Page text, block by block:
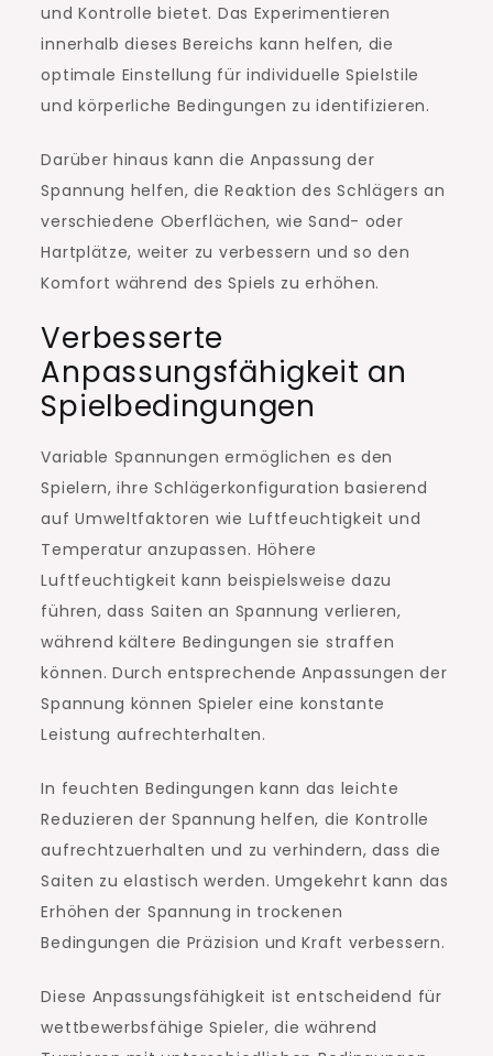
und Kontrolle bietet. Das Experimentieren
innerhalb dieses Bereichs kann helfen, die
optimale Einstellung für individuelle Spielstile
und körperliche Bedingungen zu identifizieren.
Darüber hinaus kann die Anpassung der
Spannung helfen, die Reaktion des Schlägers an
verschiedene Oberflächen, wie Sand- oder
Hartplätze, weiter zu verbessern und so den
Komfort während des Spiels zu erhöhen.
Verbesserte
Anpassungsfähigkeit an
Spielbedingungen
Variable Spannungen ermöglichen es den
Spielern, ihre Schlägerkonfiguration basierend
auf Umweltfaktoren wie Luftfeuchtigkeit und
Temperatur anzupassen. Höhere
Luftfeuchtigkeit kann beispielsweise dazu
führen, dass Saiten an Spannung verlieren,
während kältere Bedingungen sie straffen
können. Durch entsprechende Anpassungen der
Spannung können Spieler eine konstante
Leistung aufrechterhalten.
In feuchten Bedingungen kann das leichte
Reduzieren der Spannung helfen, die Kontrolle
aufrechtzuerhalten und zu verhindern, dass die
Saiten zu elastisch werden. Umgekehrt kann das
Erhöhen der Spannung in trockenen
Bedingungen die Präzision und Kraft verbessern.
Diese Anpassungsfähigkeit ist entscheidend für
wettbewerbsfähige Spieler, die während